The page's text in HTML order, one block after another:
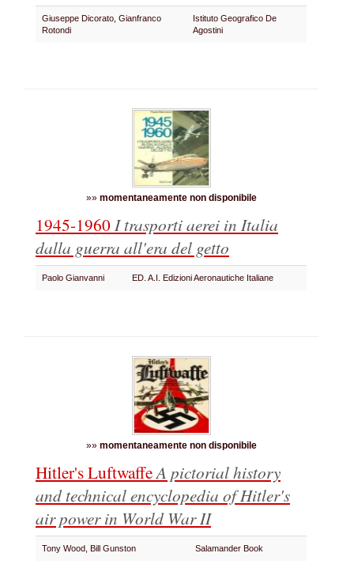
Giuseppe Dicorato, Gianfranco
Rotondi
Istituto Geografico De
Agostini
»» momentaneamente non disponibile
1945-1960I trasporti aerei in Italia
dalla guerra all'era del getto
Paolo Gianvanni ED. A.I. Edizioni Aeronautiche Italiane
»» momentaneamente non disponibile
Hitler's LuftwaffeA pictorial history
and technical encyclopedia of Hitler's
air power in World War II
Tony Wood, Bill Gunston Salamander Book